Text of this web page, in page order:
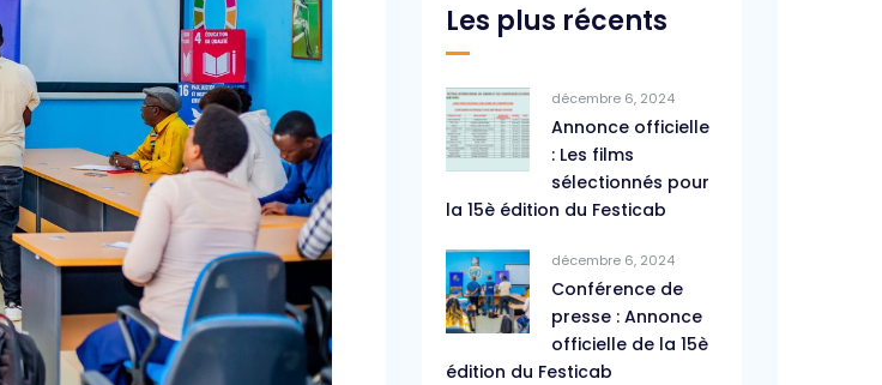
Les plus récents
décembre 6, 2024
Annonce officielle
: Les films
sélectionnés pour
la 15è édition du Festicab
décembre 6, 2024
Conférence de
presse : Annonce
officielle de la 15è
édition du Festicab